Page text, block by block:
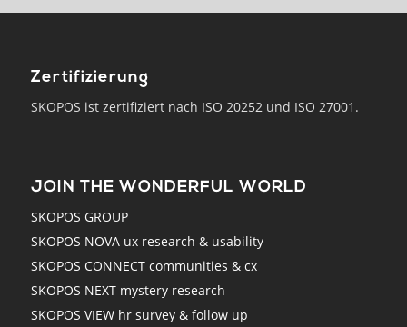
Zertifizierung
SKOPOS ist zertifiziert nach ISO 20252 und ISO 27001.
JOIN THE WONDERFUL WORLD
SKOPOS GROUP
SKOPOS NOVA ux research & usability
SKOPOS CONNECT communities & cx
SKOPOS NEXT mystery research
SKOPOS VIEW hr survey & follow up